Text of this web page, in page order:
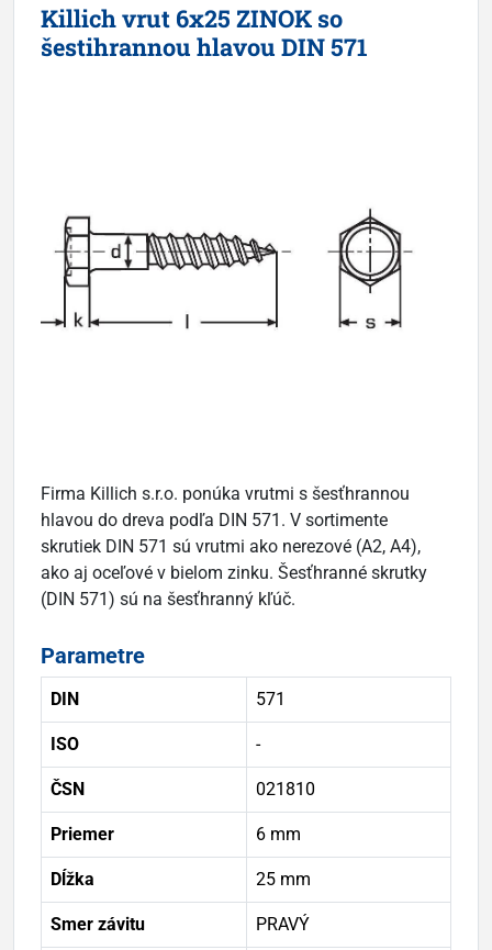
Killich vrut 6x25 ZINOK so
šestihrannou hlavou DIN 571
Firma Killich s.r.o. ponúka vrutmi s šesťhrannou
hlavou do dreva podľa DIN 571. V sortimente
skrutiek DIN 571 sú vrutmi ako nerezové (A2, A4),
ako aj oceľové v bielom zinku. Šesťhranné skrutky
(DIN 571) sú na šesťhranný kľúč.
Parametre
DIN 571
ISO -
ČSN 021810
Priemer 6 mm
Dĺžka 25 mm
Smer závitu PRAVÝ